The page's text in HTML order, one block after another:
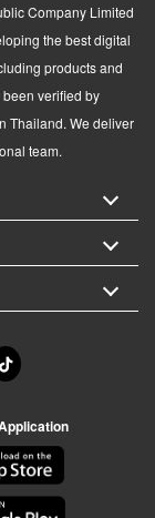
Company Limited
the best digital
products and
verified by
Thailand. We deliver
team.